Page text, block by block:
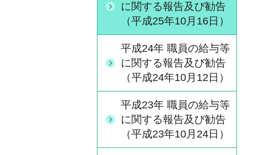
に関する報告及び勧告
（平成25年10月16日）
平成24年 職員の給与等
に関する報告及び勧告
（平成24年10月12日）
平成23年 職員の給与等
に関する報告及び勧告
（平成23年10月24日）